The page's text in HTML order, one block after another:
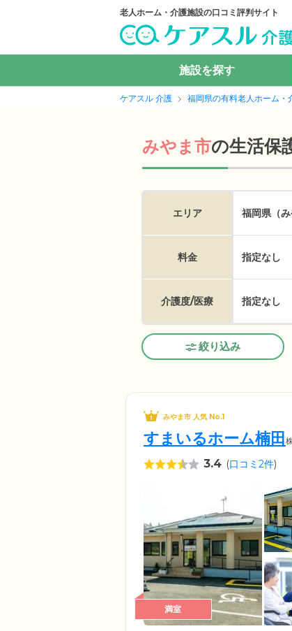
老人ホーム・介護施設の口コミ評判サイト
施設を探す
ケアスル 介護 福岡県の有料老人ホーム・
みやま市の生活保
エリア 福岡県（み
料金 指定なし
介護度/医療 指定なし
絞り込み
みやま市 人気 No.1
すまいるホーム楠田
3.4 (口コミ2件)
満室